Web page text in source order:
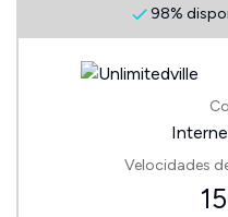
98%
Velocidades